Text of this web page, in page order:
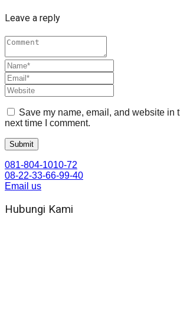
Leave a reply
Save my name, email, and website in
next time I comment.
081-804-1010-72
08-22-33-66-99-40
Email us
Hubungi Kami